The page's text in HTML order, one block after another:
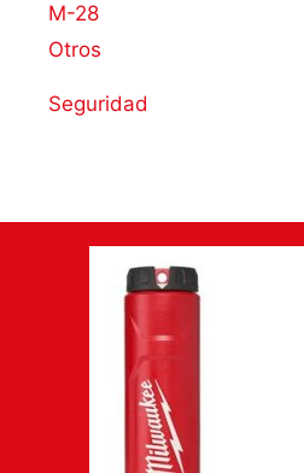
M-28
Otros
Seguridad